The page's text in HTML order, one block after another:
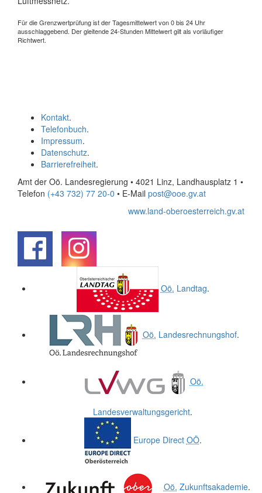
Für die Grenzwertprüfung ist der Tagesmittelwert von 0 bis 24 Uhr
ausschlaggebend. Der gleitende 24-Stunden Mittelwert gilt als vorläufiger
Richtwert.
Kontakt.
Telefonbuch.
Impressum.
Datenschutz.
Barrierefreiheit.
Amt der Oö. Landesregierung • 4021 Linz, Landhausplatz 1 •
Telefon (+43 732) 77 20-0 • E-Mail post@ooe.gv.at
www.land-oberoesterreich.gv.at
Oö. Landtag.
Oö. Landesrechnungshof.
Oö.
Landesverwaltungsgericht.
Europe Direct OÖ.
Oö. Zukunftsakademie.